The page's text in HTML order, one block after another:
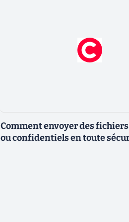
Comment envoyer des
ou confidentiels en toute